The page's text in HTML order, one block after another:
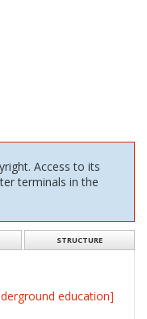
Access to its
terminals in the
STRUCTURE
education]